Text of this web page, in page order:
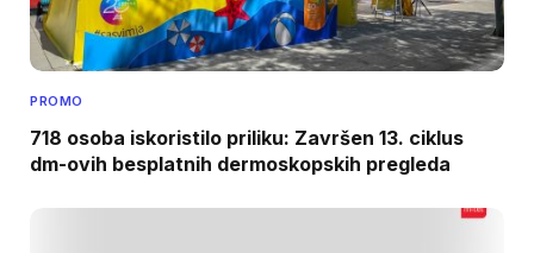
PROMO
718 osoba iskoristilo priliku: Završen 13. ciklus
dm-ovih besplatnih dermoskopskih pregleda